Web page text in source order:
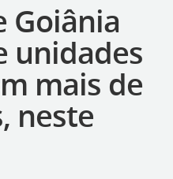
Goiânia
unidades
mais de
neste